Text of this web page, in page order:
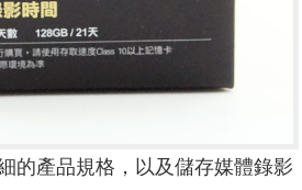
的產品規格，以及儲存媒體錄影